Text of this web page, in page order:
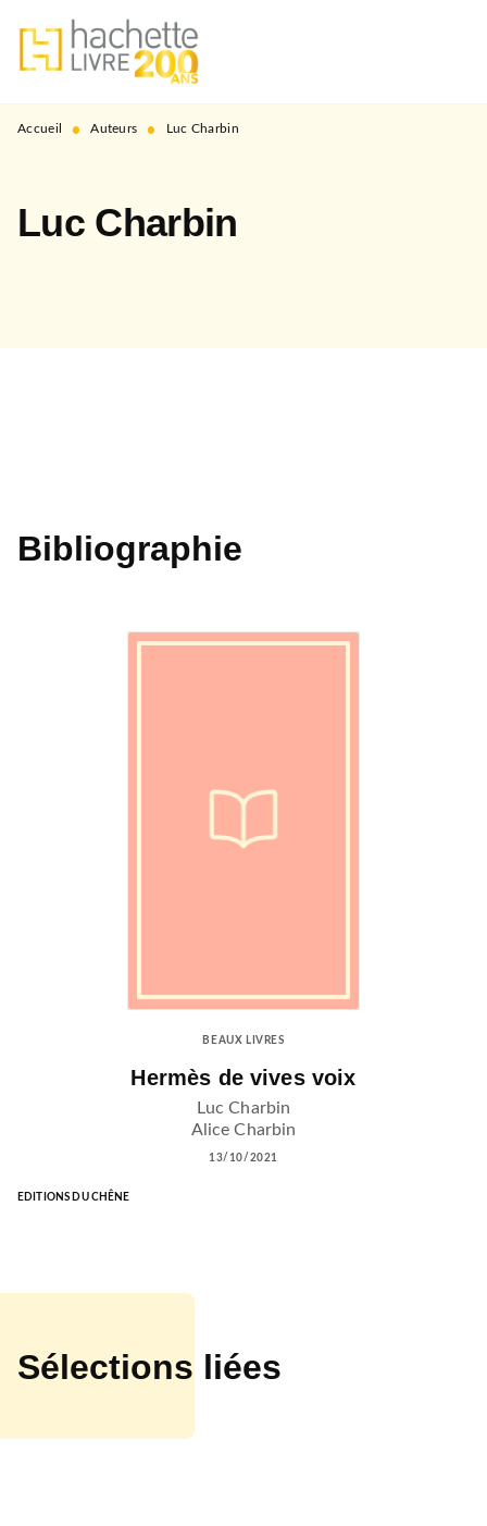
MENU RECHERCHE
PIED DE PAGE
Accueil • Auteurs • Luc Charbin
Luc Charbin
Bibliographie
BEAUX LIVRES
Hermès de vives voix
Luc Charbin
Alice Charbin
13/10/2021
EDITIONS DU CHÊNE
Sélections liées